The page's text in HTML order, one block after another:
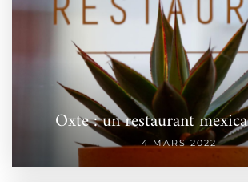
Oxte : un restaurant
4 MARS 2022